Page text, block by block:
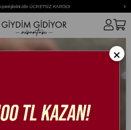
ÜCRETSİZ KARGO! ›
Özel Tasarım Sandalet Siyah
×